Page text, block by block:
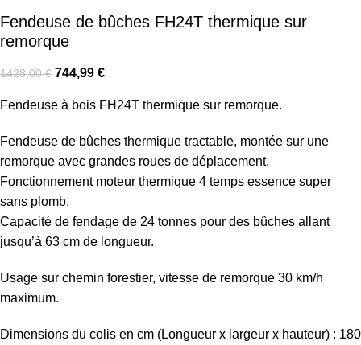
Fendeuse de bûches FH24T thermique sur
remorque
1428,00€ 744,99 €
Fendeuse à bois FH24T thermique sur remorque.
Fendeuse de bûches thermique tractable, montée sur une
remorque avec grandes roues de déplacement.
Fonctionnement moteur thermique 4 temps essence super
sans plomb.
Capacité de fendage de 24 tonnes pour des bûches allant
jusqu’à 63 cm de longueur.
Usage sur chemin forestier, vitesse de remorque 30 km/h
maximum.
Dimensions du colis en cm (Longueur x largeur x hauteur) : 180